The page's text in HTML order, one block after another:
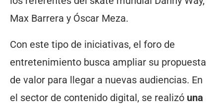
Max Barrera y Óscar Meza.
Con este tipo de iniciativas, el foro de
entretenimiento busca ampliar su propuesta
de valor para llegar a nuevas audiencias. En
el sector de contenido digital, se realizó una